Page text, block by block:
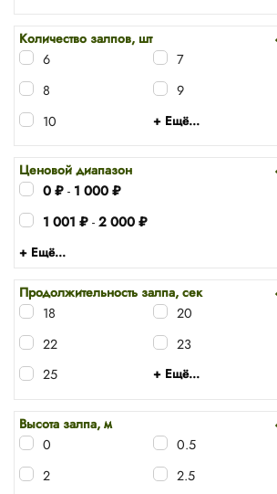
Количество залпов, шт
6
7
8
9
10
+ Ещё...
Ценовой диапазон
0 ₽ - 1 000 ₽
1 001 ₽ - 2 000 ₽
+ Ещё...
Продолжительность залпа, сек
18
20
22
23
25
+ Ещё...
Высота залпа, м
0
0.5
2
2.5